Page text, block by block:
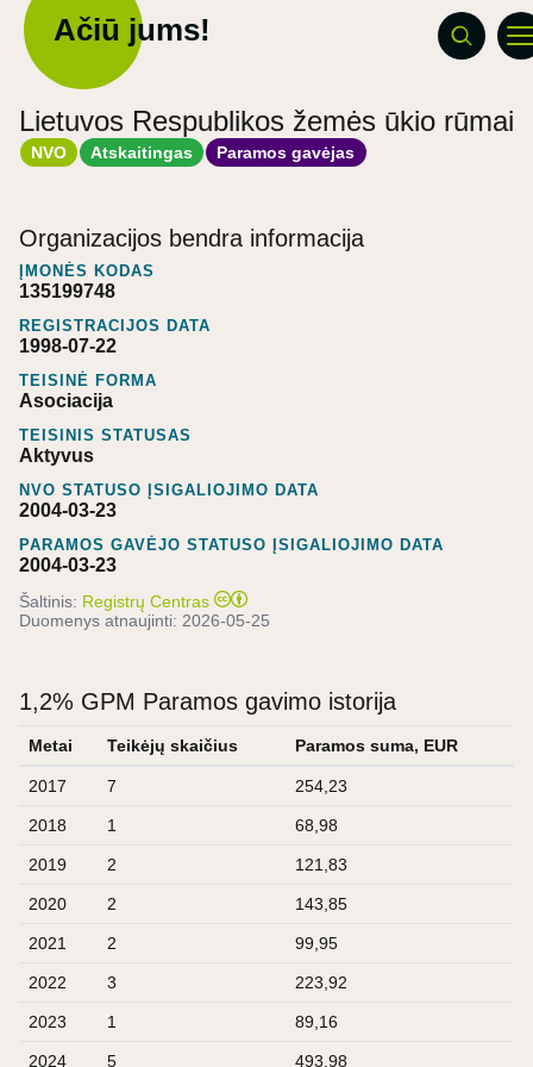
Ačiū jums!
Lietuvos Respublikos žemės ūkio rūmai
NVO Atskaitingas Paramos gavėjas
Organizacijos bendra informacija
ĮMONĖS KODAS
135199748
REGISTRACIJOS DATA
1998-07-22
TEISINĖ FORMA
Asociacija
TEISINIS STATUSAS
Aktyvus
NVO STATUSO ĮSIGALIOJIMO DATA
2004-03-23
PARAMOS GAVĖJO STATUSO ĮSIGALIOJIMO DATA
2004-03-23
Šaltinis: Registrų Centras
Duomenys atnaujinti: 2026-05-25
1,2% GPM Paramos gavimo istorija
Metai Teikėjų skaičius Paramos suma, EUR
2017 7 254,23
2018 1 68,98
2019 2 121,83
2020 2 143,85
2021 2 99,95
2022 3 223,92
2023 1 89,16
2024 5 493,98